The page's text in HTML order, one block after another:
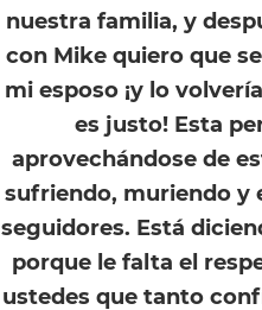
nuestra familia, y
con Mike quiero que
mi esposo ¡y lo
es justo! Esta
aprovechándose de
sufriendo, muriendo y
seguidores. Está
porque le falta el
ustedes que tanto